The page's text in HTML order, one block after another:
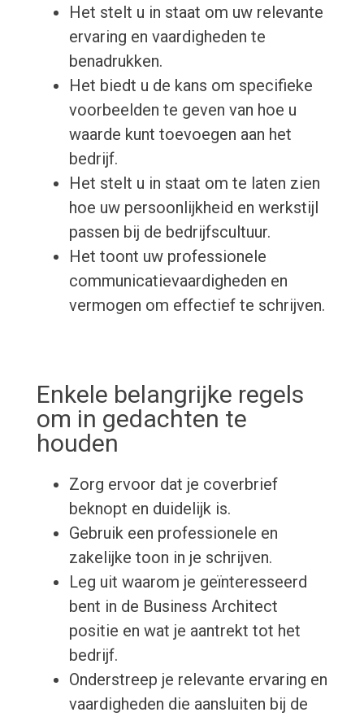
Het stelt u in staat om uw relevante
ervaring en vaardigheden te
benadrukken.
Het biedt u de kans om specifieke
voorbeelden te geven van hoe u
waarde kunt toevoegen aan het
bedrijf.
Het stelt u in staat om te laten zien
hoe uw persoonlijkheid en werkstijl
passen bij de bedrijfscultuur.
Het toont uw professionele
communicatievaardigheden en
vermogen om effectief te schrijven.
Enkele belangrijke regels
om in gedachten te
houden
Zorg ervoor dat je coverbrief
beknopt en duidelijk is.
Gebruik een professionele en
zakelijke toon in je schrijven.
Leg uit waarom je geïnteresseerd
bent in de Business Architect
positie en wat je aantrekt tot het
bedrijf.
Onderstreep je relevante ervaring en
vaardigheden die aansluiten bij de